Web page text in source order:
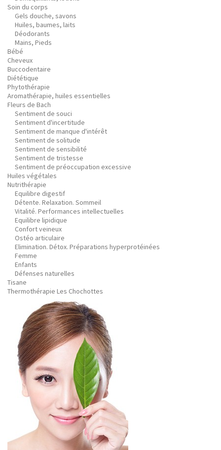
Soin du corps
Gels douche, savons
Huiles, baumes, laits
Déodorants
Mains, Pieds
Bébé
Cheveux
Buccodentaire
Diététique
Phytothérapie
Aromathérapie, huiles essentielles
Fleurs de Bach
Sentiment de souci
Sentiment d'incertitude
Sentiment de manque d'intérêt
Sentiment de solitude
Sentiment de sensibilité
Sentiment de tristesse
Sentiment de préoccupation excessive
Huiles végétales
Nutrithérapie
Equilibre digestif
Détente. Relaxation. Sommeil
Vitalité. Performances intellectuelles
Equilibre lipidique
Confort veineux
Ostéo articulaire
Elimination. Détox. Préparations hyperprotéinées
Femme
Enfants
Défenses naturelles
Tisane
Thermothérapie Les Chochottes